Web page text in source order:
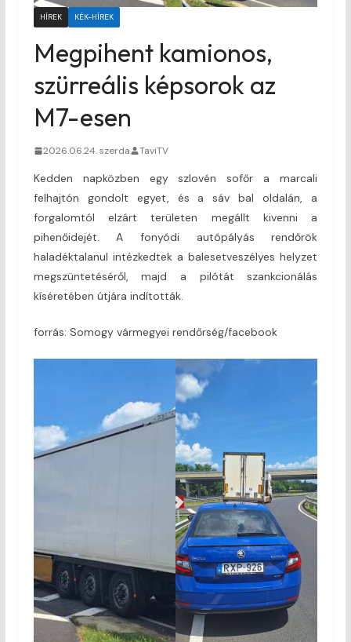
HÍREK KÉK-HÍREK
Megpihent kamionos,
szürreális képsorok az
M7-esen
2026.06.24. szerda TaviTV
Kedden napközben egy szlovén sofőr a marcali
felhajtón gondolt egyet, és a sáv bal oldalán, a
forgalomtól elzárt területen megállt kivenni a
pihenőidejét. A fonyódi autópályás rendőrök
haladéktalanul intézkedtek a balesetveszélyes helyzet
megszüntetéséről, majd a pilótát szankcionálás
kíséretében útjára indították.
forrás: Somogy vármegyei rendőrség/facebook